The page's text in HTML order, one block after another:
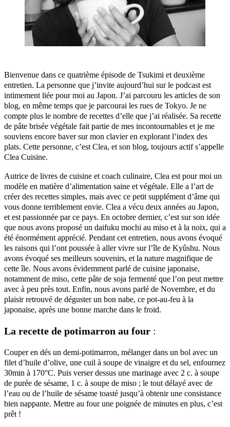
Bienvenue dans ce quatrième épisode de Tsukimi et deuxième
entretien. La personne que j’invite aujourd’hui sur le podcast est
intimement liée pour moi au Japon. J’ai parcouru les articles de son
blog, en même temps que je parcourai les rues de Tokyo. Je ne
compte plus le nombre de recettes d’elle que j’ai réalisée. Sa recette
de pâte brisée végétale fait partie de mes incontournables et je me
souviens encore baver sur mon clavier en explorant l’index des
plats. Cette personne, c’est Clea, et son blog, toujours actif s’appelle
Clea Cuisine.
Autrice de livres de cuisine et coach culinaire, Clea est pour moi un
modèle en matière d’alimentation saine et végétale. Elle a l’art de
créer des recettes simples, mais avec ce petit supplément d’âme qui
vous donne terriblement envie. Clea a vécu deux années au Japon,
et est passionnée par ce pays. En octobre dernier, c’est sur son idée
que nous avons proposé un daifuku mochi au miso et à la noix, qui a
été énormément apprécié. Pendant cet entretien, nous avons évoqué
les raisons qui l’ont poussée à aller vivre sur l’île de Kyûshu. Nous
avons évoqué ses meilleurs souvenirs, et la nature magnifique de
cette île. Nous avons évidemment parlé de cuisine japonaise,
notamment de miso, cette pâte de soja fermenté que l’on peut mettre
avec à peu près tout. Enfin, nous avons parlé de Novembre, et du
plaisir retrouvé de déguster un bon nabe, ce pot-au-feu à la
japonaise, après une bonne marche dans le froid.
La recette de potimarron au four :
Couper en dés un demi-potimarron, mélanger dans un bol avec un
filet d’huile d’olive, une cuil à soupe de vinaigre et du sel, enfournez
30min à 170°C. Puis verser dessus une marinage avec 2 c. à soupe
de purée de sésame, 1 c. à soupe de miso ; le tout délayé avec de
l’eau ou de l’huile de sésame toasté jusqu’à obtenir une consistance
bien nappante. Mettre au four une poignée de minutes en plus, c’est
prêt !